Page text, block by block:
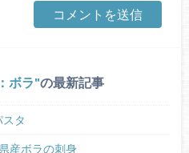
ボラ の最新記事
タ
産ボラの刺身